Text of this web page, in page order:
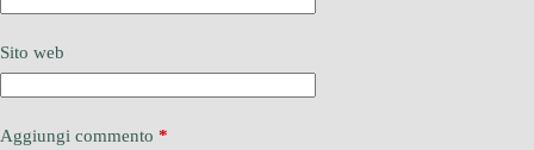
Sito web
Aggiungi commento *